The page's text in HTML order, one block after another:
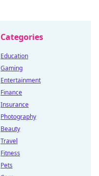
Categories
Education
Gaming
Entertainment
Finance
Insurance
Photography
Beauty
Travel
Fitness
Pets